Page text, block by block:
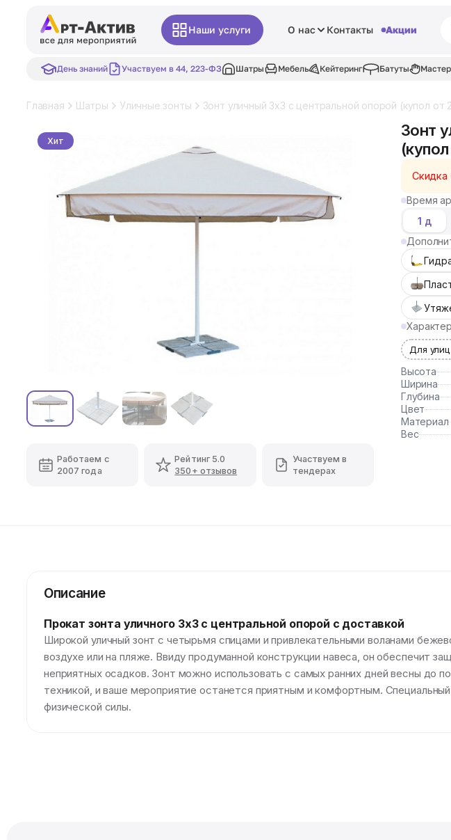
Наши услуги О нас Контакты Акции
День знаний Участвуем в 44, 223-ФЗ Шатры Мебель Кейтеринг Батуты
Главная Шатры Уличные зонты Зонт уличный 3x3 с центральной опорой (купол от
Хит
Работаем с
2007 года
Рейтинг 5.0
350+ отзывов
Участвуем в
тендерах
Зонт
Скидка
Время
1 д
Для
Высота
Ширина
Глубина
Цвет
Материал
Вес
Описание
Прокат зонта уличного 3x3 с центральной опорой с доставкой
Широкой уличный зонт с четырьмя спицами и привлекательными воланами
воздухе или на пляже. Ввиду продуманной конструкции навеса, он обеспечит
неприятных осадков. Зонт можно использовать с самых ранних дней весны до
техникой, и ваше мероприятие останется приятным и комфортным.
физической силы.